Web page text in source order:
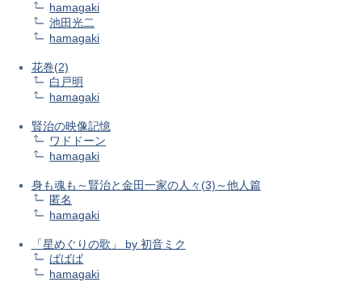
hamagaki
池田光二
hamagaki
花巻(2)
白戸明
hamagaki
賢治の映像記憶
ワドドーン
hamagaki
身も魂も～賢治と金田一家の人々(3)～他人篇
匿名
hamagaki
「星めぐりの歌」 by 初音ミク
ばばば
hamagaki